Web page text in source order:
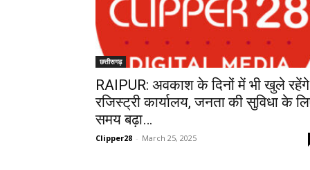
छत्तीसगढ़
RAIPUR: अवकाश के दिनों में भी खुले रहेंगे
रजिस्ट्री कार्यालय, जनता की सुविधा के
समय बढ़ा…
Clipper28 - March 25, 2025